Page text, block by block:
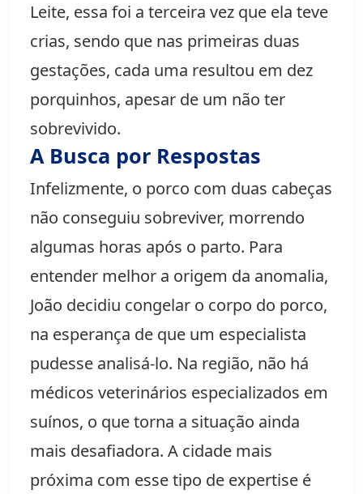
Leite, essa foi a terceira vez que ela teve
crias, sendo que nas primeiras duas
gestações, cada uma resultou em dez
porquinhos, apesar de um não ter
sobrevivido.
A Busca por Respostas
Infelizmente, o porco com duas cabeças
não conseguiu sobreviver, morrendo
algumas horas após o parto. Para
entender melhor a origem da anomalia,
João decidiu congelar o corpo do porco,
na esperança de que um especialista
pudesse analisá-lo. Na região, não há
médicos veterinários especializados em
suínos, o que torna a situação ainda
mais desafiadora. A cidade mais
próxima com esse tipo de expertise é